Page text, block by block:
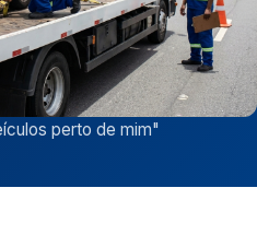
perto de mim"